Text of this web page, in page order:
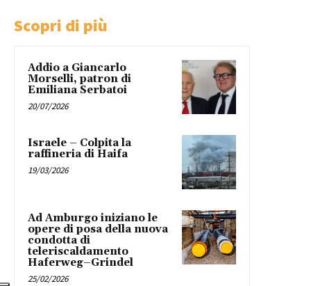
Scopri di più
Addio a Giancarlo
Morselli, patron di
Emiliana Serbatoi
20/07/2026
Israele – Colpita la
raffineria di Haifa
19/03/2026
Ad Amburgo iniziano le
opere di posa della nuova
condotta di
teleriscaldamento
Haferweg–Grindel
25/02/2026